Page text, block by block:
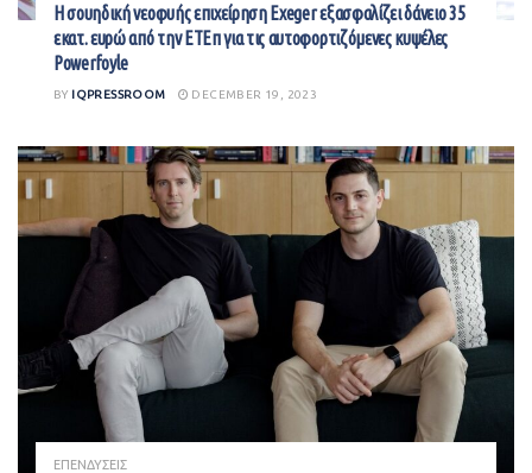
Η σουηδική νεοφυής επιχείρηση Exeger εξασφαλίζει δάνειο 35
εκατ. ευρώ από την ΕΤΕπ για τις αυτοφορτιζόμενες κυψέλες
Powerfoyle
BY IQPRESSROOM DECEMBER 19, 2023
ΕΠΕΝΔΥΣΕΙΣ